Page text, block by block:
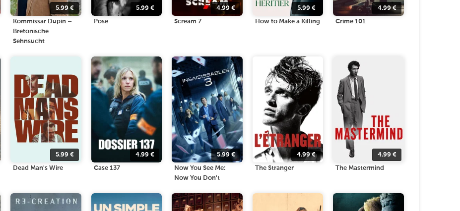
5.99€
Kommissar Dupin –
Bretonische
Sehnsucht
5.99 €
Pose
4.99€
Scream 7
5.99 €
How to Make a Killing
4.99€
Crime 101
5.99€
Dead Man's Wire
4.99 €
Case 137
5.99€
Now You See Me:
Now You Don't
4.99€
The Stranger
4.99€
The Mastermind